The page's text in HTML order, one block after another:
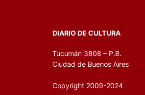
DIARIO DE CULTURA
Tucumán 3808 – P.B.
Ciudad de Buenos Aires
Copyright 2009-2024